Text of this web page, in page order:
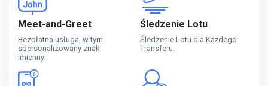
Meet-and-Greet
Bezpłatna usługa, w tym
spersonalizowany znak
imienny.
Śledzenie Lotu
Śledzenie Lotu dla Każdego
Transferu.